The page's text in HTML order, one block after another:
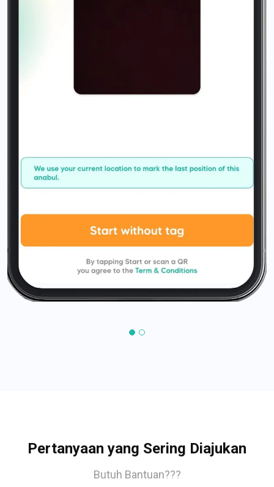
Pertanyaan yang Sering Diajukan
Butuh Bantuan???